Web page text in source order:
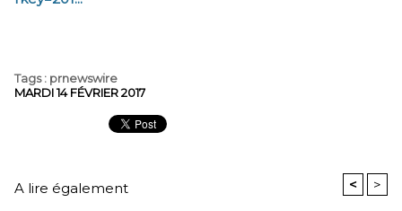
Tags: prnewswire
MARDI 14 FÉVRIER 2017
A lire également < >